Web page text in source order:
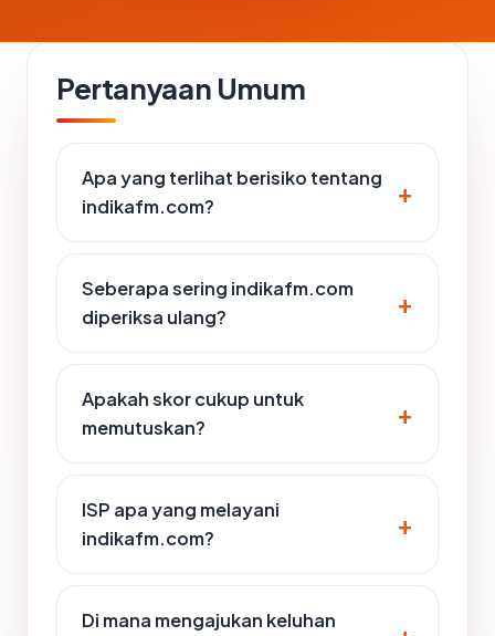
Pertanyaan Umum
Apa yang terlihat berisiko tentang
indikafm.com?
Seberapa sering indikafm.com
diperiksa ulang?
Apakah skor cukup untuk
memutuskan?
ISP apa yang melayani
indikafm.com?
Di mana mengajukan keluhan